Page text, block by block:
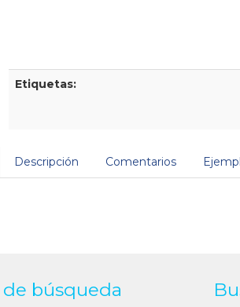
Etiquetas:
Descripción Comentarios
búsqueda